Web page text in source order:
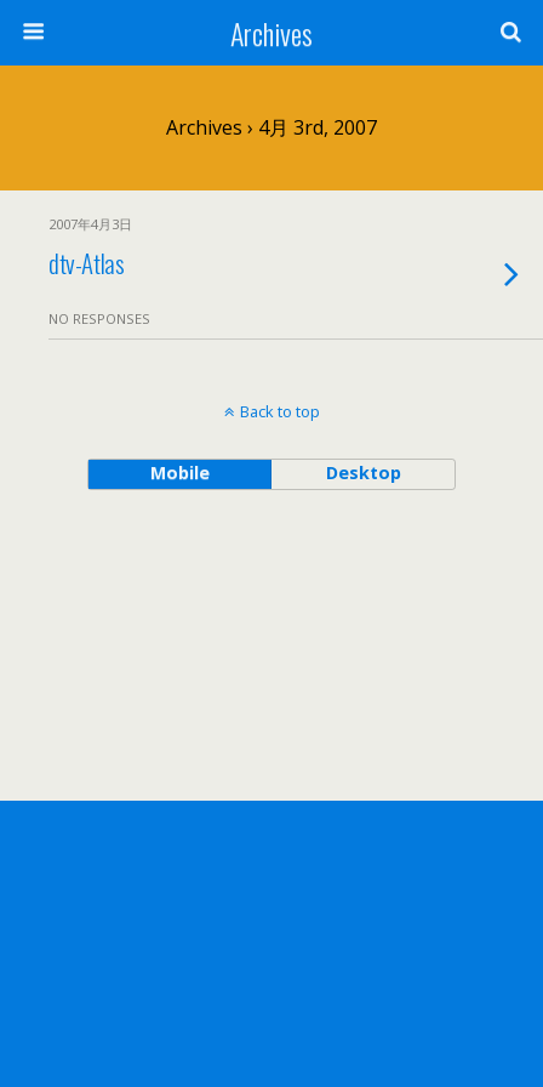
Archives
Archives › 4月 3rd, 2007
2007年4月3日
dtv-Atlas
NO RESPONSES
Back to top
Mobile Desktop